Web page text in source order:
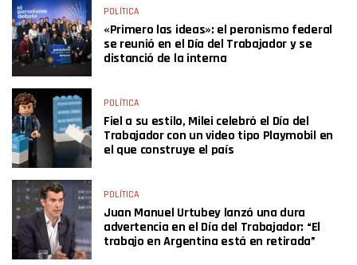
POLÍTICA
«Primero las ideas»: el peronismo federal
se reunió en el Día del Trabajador y se
distanció de la interna
POLÍTICA
Fiel a su estilo, Milei celebró el Día del
Trabajador con un video tipo Playmobil en
el que construye el país
POLÍTICA
Juan Manuel Urtubey lanzó una dura
advertencia en el Día del Trabajador: “El
trabajo en Argentina está en retirada”